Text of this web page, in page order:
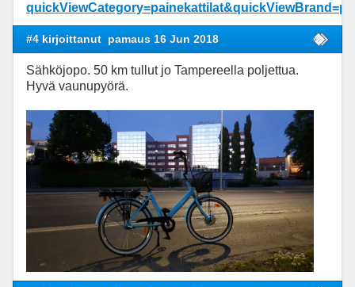
#4 kirjoittanut pamaus 16 Jun 2018
Sähköjopo. 50 km tullut jo Tampereella poljettua.
Hyvä vaunupyörä.